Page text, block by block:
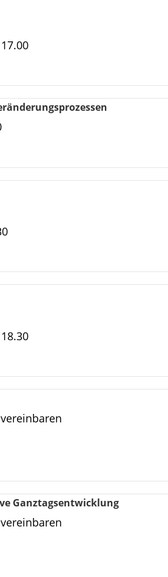
Ganztagsentwicklung